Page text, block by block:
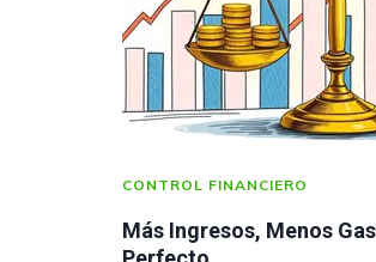
CONTROL FINANCIERO
Más Ingresos, Menos